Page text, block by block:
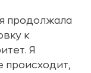
продолжала
к
Я
происходит,